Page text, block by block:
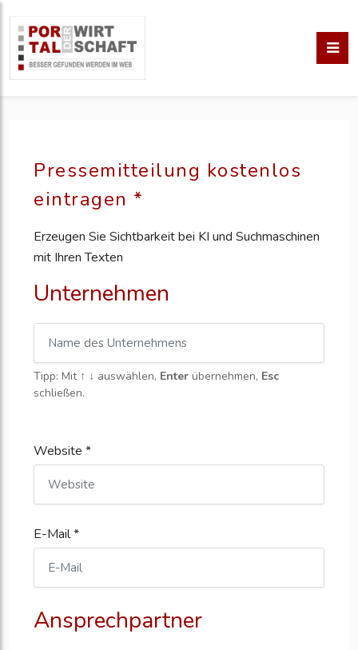
Pressemitteilung kostenlos
eintragen *
Erzeugen Sie Sichtbarkeit bei KI und Suchmaschinen
mit Ihren Texten
Unternehmen
Tipp: Mit ↑ ↓ auswählen, Enter übernehmen, Esc
schließen.
Website *
E-Mail *
Ansprechpartner